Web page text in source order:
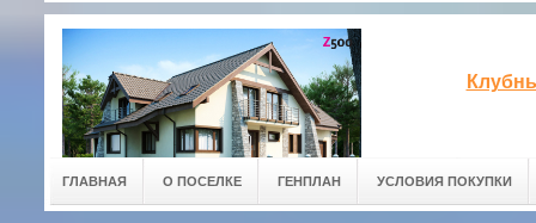
ГЛАВНАЯ О ПОСЕЛКЕ ГЕНПЛАН УСЛОВИЯ ПОКУПКИ